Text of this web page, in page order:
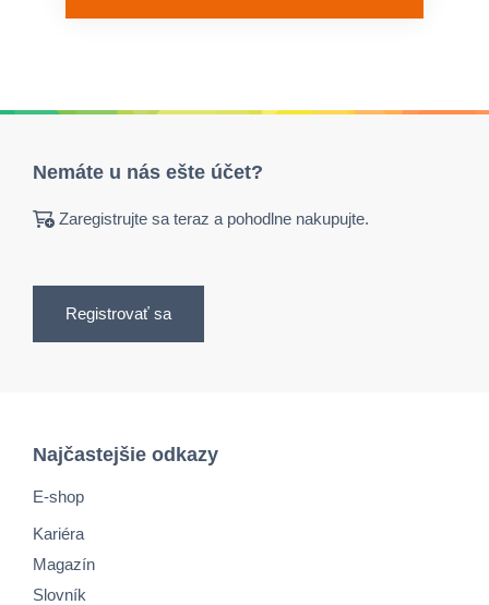
Nemáte u nás ešte účet?
Zaregistrujte sa teraz a pohodlne nakupujte.
Registrovať sa
Najčastejšie odkazy
E-shop
Kariéra
Magazín
Slovník